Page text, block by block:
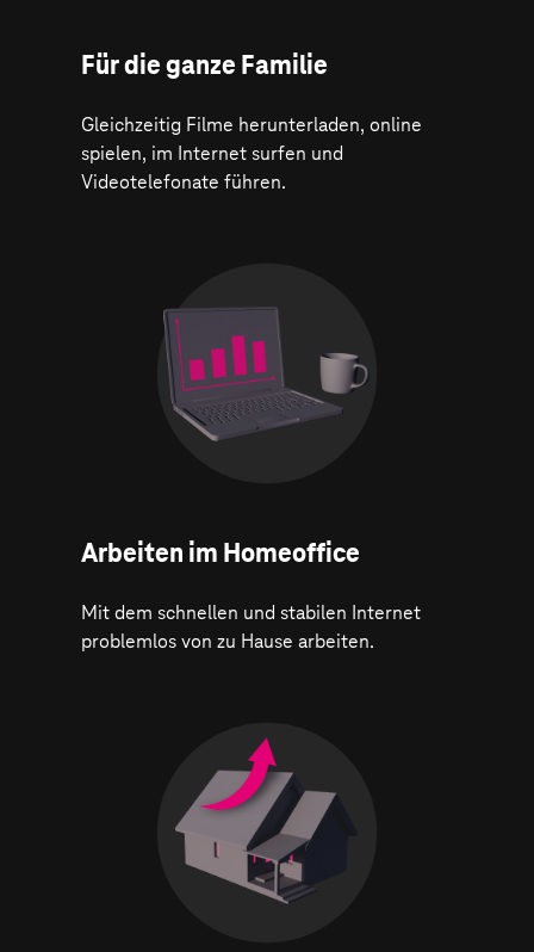
Für die ganze Familie
Gleichzeitig Filme herunterladen, online
spielen, im Internet surfen und
Videotelefonate führen.
Arbeiten im Homeoffice
Mit dem schnellen und stabilen Internet
problemlos von zu Hause arbeiten.